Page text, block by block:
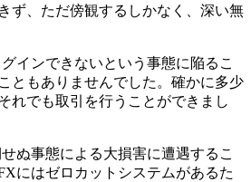
ず、ただ傍観するしかなく、深い無
インできないという事態に陥るこ
ともありませんでした。確かに多少
れでも取引を行うことができまし
ぬ事態による大損害に遭遇するこ
にはゼロカットシステムがあるた